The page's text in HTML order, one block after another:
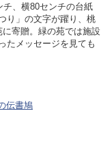
、横80センチの台紙
り」の文字が躍り、桃
寄贈。緑の苑では施設
たメッセージを見ても
伝書鳩